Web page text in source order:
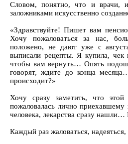
Словом, понятно, что и врачи,
заложниками искусственно
«Здравствуйте! Пишет вам
Хочу пожаловаться за нас,
положено, не дают уже с
выписали рецепты. Я купила, чек
чтобы вам вернуть… Опять
говорят, ждите до конца
происходит?»
Хочу сразу заметить, что
пожаловалась лично
человека, лекарства сразу
Каждый раз жаловаться,